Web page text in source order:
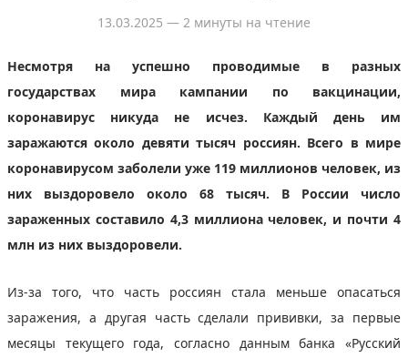
13.03.2025 — 2 минуты на чтение
Несмотря на успешно проводимые в разных
государствах мира кампании по вакцинации,
коронавирус никуда не исчез. Каждый день им
заражаются около девяти тысяч россиян. Всего в мире
коронавирусом заболели уже 119 миллионов человек, из
них выздоровело около 68 тысяч. В России число
зараженных составило 4,3 миллиона человек, и почти 4
млн из них выздоровели.
Из-за того, что часть россиян стала меньше опасаться
заражения, а другая часть сделали прививки, за первые
месяцы текущего года, согласно данным банка «Русский